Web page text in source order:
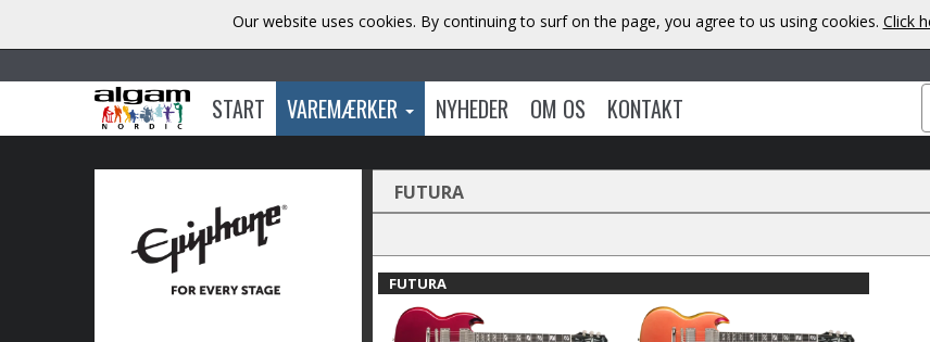
START VAREMÆRKER NYHEDER OM OS KONTAKT
FUTURA
FUTURA
Our website uses cookies. By continuing to surf on the page, you agree to us using cookies. Click